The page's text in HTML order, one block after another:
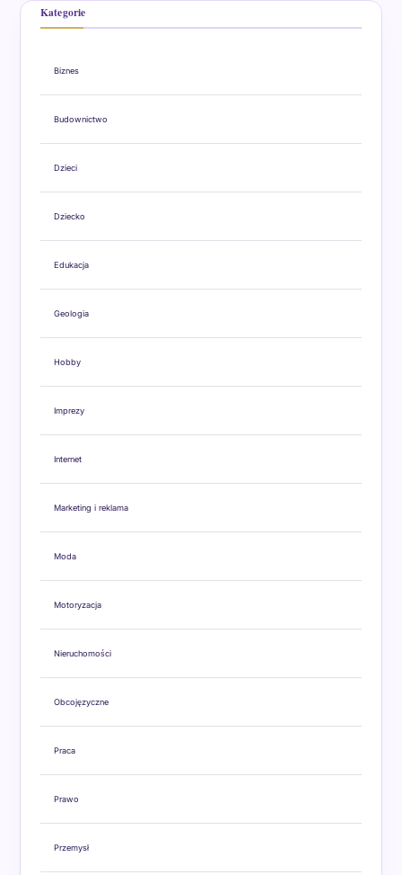
Kategorie
Biznes
Budownictwo
Dzieci
Dziecko
Edukacja
Geologia
Hobby
Imprezy
Internet
Marketing i reklama
Moda
Motoryzacja
Nieruchomości
Obcojęzyczne
Praca
Prawo
Przemysł